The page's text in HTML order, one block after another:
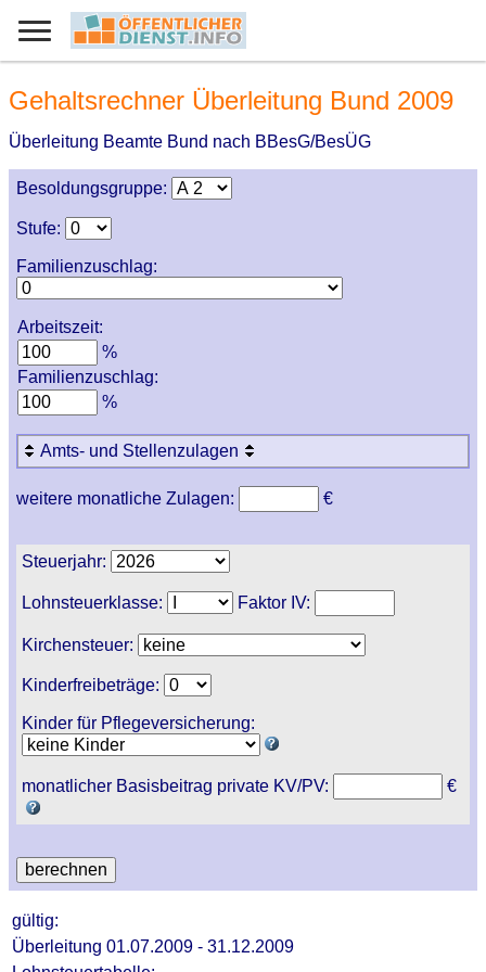
Gehaltsrechner Überleitung Bund 2009
Überleitung Beamte Bund nach BBesG/BesÜG
Besoldungsgruppe:
Stufe:
Familienzuschlag:
Arbeitszeit:
%
Familienzuschlag:
%
Amts- und Stellenzulagen
weitere monatliche Zulagen: €
Steuerjahr:
Lohnsteuerklasse: Faktor IV:
Kirchensteuer:
Kinderfreibeträge:
Kinder für Pflegeversicherung:
monatlicher Basisbeitrag private KV/PV: €
gültig:
Überleitung 01.07.2009 - 31.12.2009